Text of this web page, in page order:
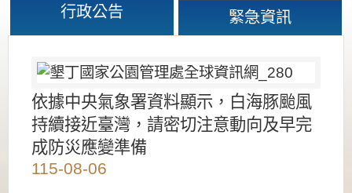
行政公告 緊急資訊
依據中央氣象署資料顯示，白海豚颱風
持續接近臺灣，請密切注意動向及早完
成防災應變準備
115-08-06